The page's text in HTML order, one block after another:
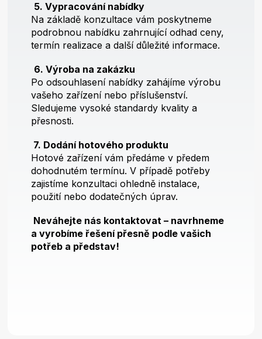
5. Vypracování nabídky
Na základě konzultace vám poskytneme
podrobnou nabídku zahrnující odhad ceny,
termín realizace a další důležité informace.
6. Výroba na zakázku
Po odsouhlasení nabídky zahájíme výrobu
vašeho zařízení nebo příslušenství.
Sledujeme vysoké standardy kvality a
přesnosti.
7. Dodání hotového produktu
Hotové zařízení vám předáme v předem
dohodnutém termínu. V případě potřeby
zajistíme konzultaci ohledně instalace,
použití nebo dodatečných úprav.
Neváhejte nás kontaktovat – navrhneme
a vyrobíme řešení přesně podle vašich
potřeb a představ!